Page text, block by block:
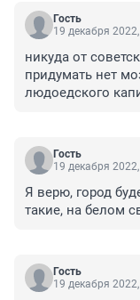
Гость
19 декабря
никуда от
придумать нет
людоедского
Гость
19 декабря
Я верю, город
такие, на белом
Гость
19 декабря